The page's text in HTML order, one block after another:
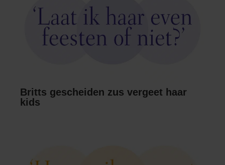
Britts gescheiden zus vergeet haar
kids